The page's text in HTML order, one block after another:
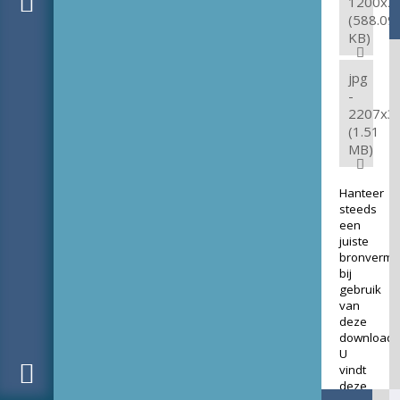
(588.09
KB)
jpg
-
(1.51
MB)
Hanteer
steeds
een
juiste
bij
gebruik
van
deze
download.
U
vindt
deze